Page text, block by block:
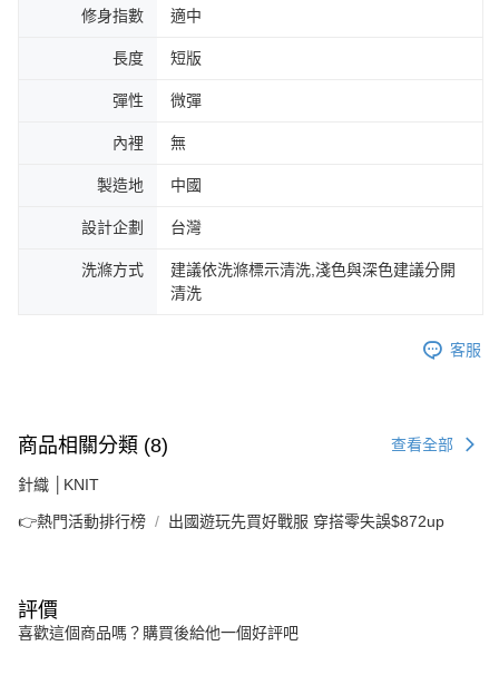
修身指數 適中
長度 短版
彈性 微彈
內裡 無
製造地 中國
設計企劃 台灣
洗滌方式
建議依洗滌標示清洗,淺色與深色建議分開
清洗
客服
商品相關分類 (8) 查看全部
針織 │KNIT
👉熱門活動排行榜 出國遊玩先買好戰服 穿搭零失誤$872up
評價
喜歡這個商品嗎？購買後給他一個好評吧